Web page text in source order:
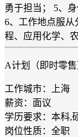
勇于担当； 5、
6、工作地点服从
程、应用化学、
A计划（即时零售
工作城市：上海
薪资：面议
学历要求：本科,
岗位性质：全职